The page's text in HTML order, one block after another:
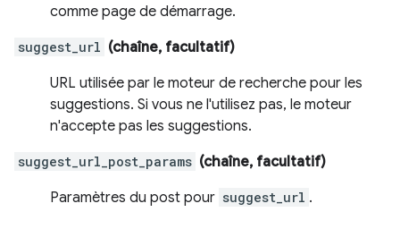
comme page de démarrage.
suggest_url (chaîne, facultatif)
URL utilisée par le moteur de recherche pour les
suggestions. Si vous ne l'utilisez pas, le moteur
n'accepte pas les suggestions.
suggest_url_post_params (chaîne, facultatif)
Paramètres du post pour suggest_url .